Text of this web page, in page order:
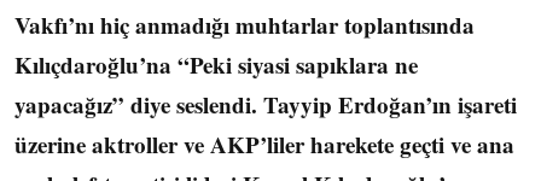
Vakfı’nı hiç anmadığı muhtarlar toplantısında
Kılıçdaroğlu’na “Peki siyasi sapıklara ne
yapacağız” diye seslendi. Tayyip Erdoğan’ın işareti
üzerine aktroller ve AKP’liler harekete geçti ve ana